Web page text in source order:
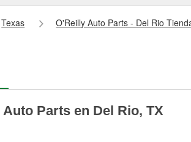
Texas
O'Reilly Auto Parts - Del Rio
Parts en Del Rio, TX